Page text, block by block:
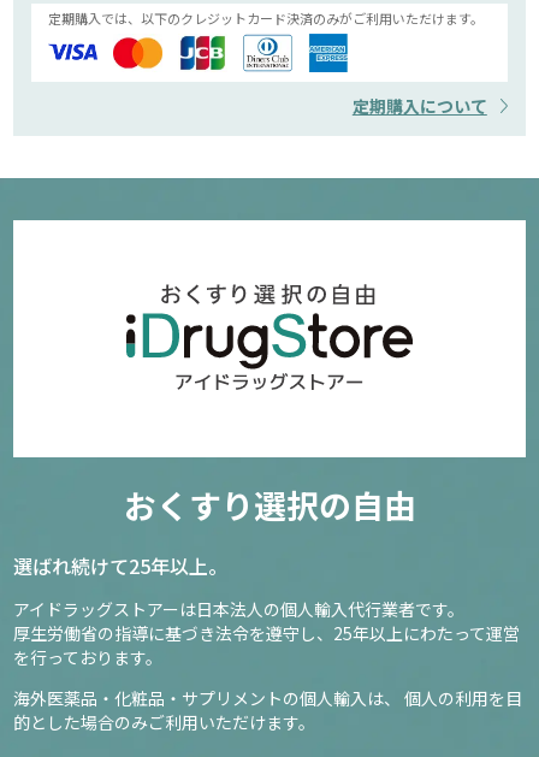
定期購入では、以下のクレジットカード決済のみがご利用いただけます。
定期購入について
おくすり選択の自由
選ばれ続けて25年以上。
アイドラッグストアーは日本法人の個人輸入代行業者です。
厚生労働省の指導に基づき法令を遵守し、 25年以上にわたって運営
を行っております。
海外医薬品・化粧品・サプリメントの個人輸入は、 個人の利用を目
的とした場合のみご利用いただけます。